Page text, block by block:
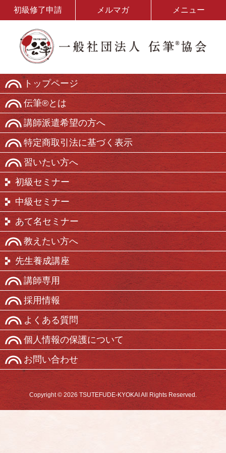
初級修了申請 メルマガ メニュー
トップページ
伝筆®とは
講師派遣希望の方へ
特定商取引法に基づく表示
習いたい方へ
初級セミナー
中級セミナー
あて名セミナー
教えたい方へ
先生養成講座
講師専用
採用情報
よくある質問
個人情報の保護について
お問い合わせ
Copyright © 2026 TSUTEFUDE-KYOKAI All Rights Reserved.